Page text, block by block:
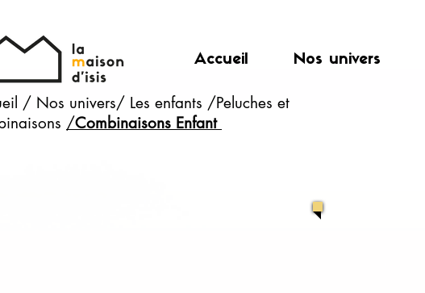
Accueil Nos univers
/ Nos univers/ Les enfants /Peluches et
/Combinaisons Enfant